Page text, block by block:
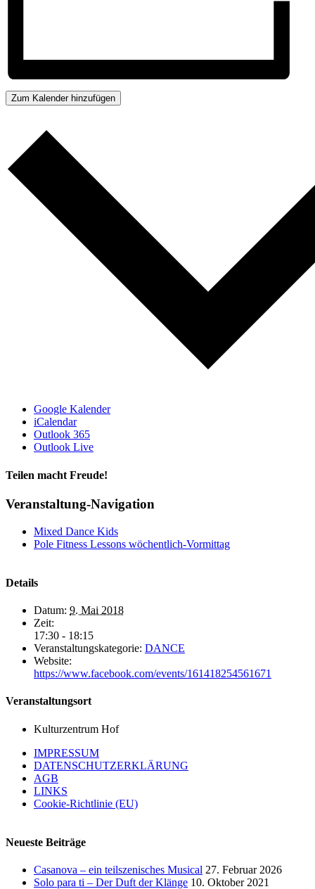
Zum Kalender hinzufügen
Google Kalender
iCalendar
Outlook 365
Outlook Live
Teilen macht Freude!
Facebook
Twitter
LinkedIn
Pinterest
E-
Veranstaltung-Navigation
Mixed Dance Kids
Pole Fitness Lessons wöchentlich-Vormittag
Details
Datum: 9. Mai 2018
Zeit:
17:30 - 18:15
Veranstaltungskategorie: DANCE
Website:
https://www.facebook.com/events/161418254561671
Veranstaltungsort
Kulturzentrum Hof
IMPRESSUM
DATENSCHUTZERKLÄRUNG
AGB
LINKS
Cookie-Richtlinie (EU)
Neueste Beiträge
Casanova – ein teilszenisches Musical 27. Februar 2026
Solo para ti – Der Duft der Klänge 10. Oktober 2021